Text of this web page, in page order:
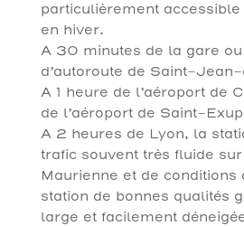
particulièrement accessible
en hiver.
A 30 minutes de la gare
d’autoroute de Saint-
A 1 heure de l’aéroport de
de l’aéroport de Saint-
A 2 heures de Lyon, la
trafic souvent très fluide sur
Maurienne et de conditions
station de bonnes qualités
large et facilement